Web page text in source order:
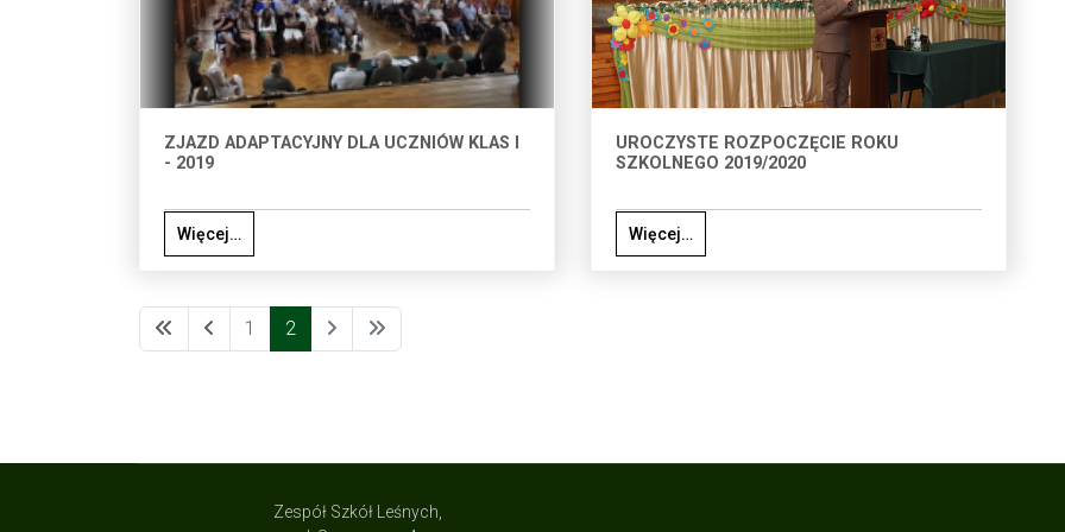
ZJAZD ADAPTACYJNY DLA UCZNIÓW KLAS I
- 2019
Więcej…
UROCZYSTE ROZPOCZĘCIE ROKU
SZKOLNEGO 2019/2020
Więcej…
1 2
Zespół Szkół Leśnych,